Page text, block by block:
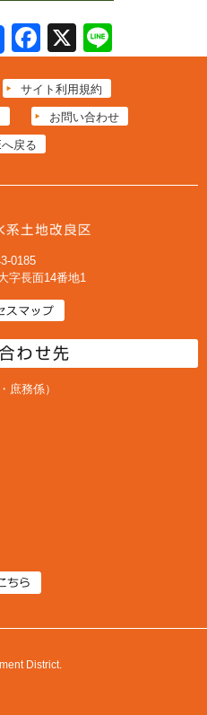
Facebook
X
サイト利用規約
お問い合わせ
戻る
0185
字長面14番地1
庶務係）
District.